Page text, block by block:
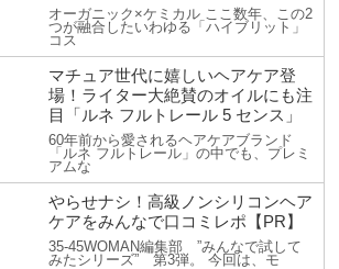
オーガニック×ケミカル ここ数年、この2
つが融合したいわゆる「ハイブリット」
コス
マチュア世代に嬉しいヘアケア登
場！ライター大絶賛のオイルにも注
目「ルネ フルトレール 5 センス」
60年前から愛されるヘアケアブランド
「ルネ フルトレール」の中でも、プレミ
アムな
やらせナシ！高級ノンシリコンヘア
ケアをみんなで口コミレポ【PR】
35-45WOMAN編集部 ”みんなで試して
みたシリーズ” 第3弾。 今回は、モ